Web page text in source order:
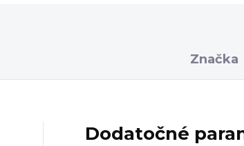
Značka
Dodatočné